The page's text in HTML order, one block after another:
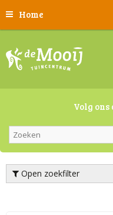
Home
Volg ons
Open zoekfilter